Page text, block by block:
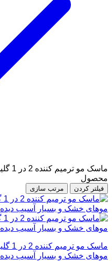
ماسک مو ترمیم کننده 2 در 1 گلیس Ultimate Repair
محصول
فیلتر کردن مرتب سازی
موهای خشک و بسیار آسیب دیده 300 میل